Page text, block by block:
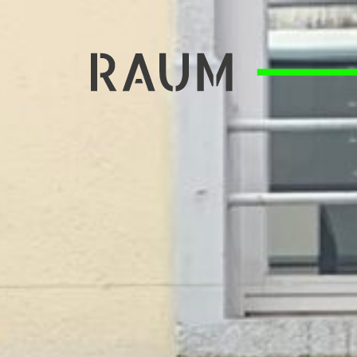
kreative Zwischennutzung in